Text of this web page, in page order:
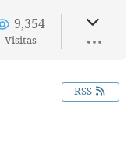
9,354
Visitas
RSS